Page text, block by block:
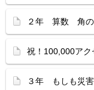
２年 算数 角の
祝！100,000ア
３年 もしも災